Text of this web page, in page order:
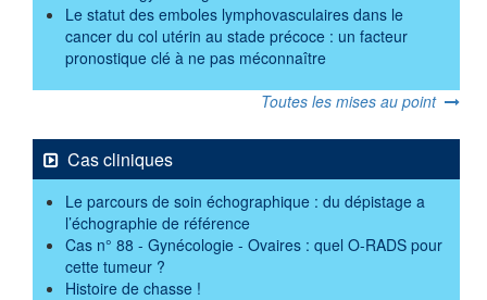
Le statut des emboles lymphovasculaires dans le
cancer du col utérin au stade précoce : un facteur
pronostique clé à ne pas méconnaître
Toutes les mises au point
Cas cliniques
Le parcours de soin échographique : du dépistage a
l’échographie de référence
Cas n° 88 - Gynécologie - Ovaires : quel O-RADS pour
cette tumeur ?
Histoire de chasse !